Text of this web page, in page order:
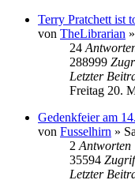
Terry Pratchett ist
von TheLibrarian »
24
288999
Letzter
Freitag 20.
Gedenkfeier am
von Fusselhirn »
2 Antworten
35594
Letzter